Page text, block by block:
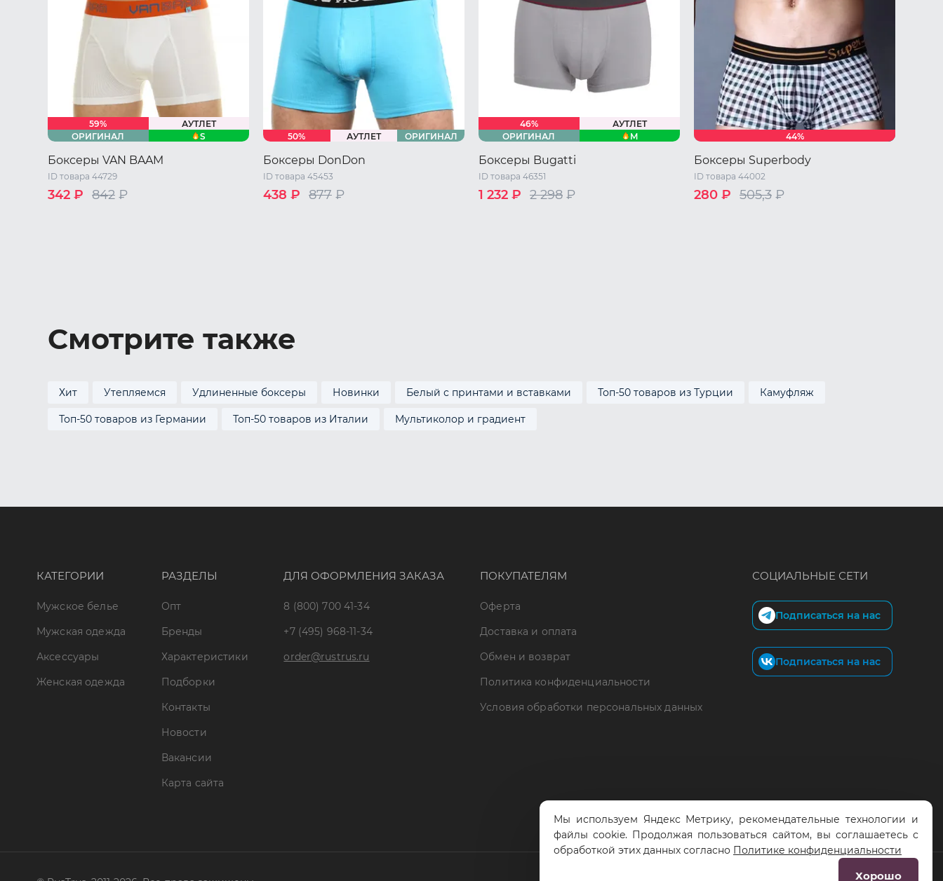
59%
АУТЛЕТ
ОРИГИНАЛ
S
Боксеры VAN BAAM
ID товара 44729
342 ₽ 842 ₽
50% АУТЛЕТ ОРИГИНАЛ
Боксеры DonDon
ID товара 45453
438 ₽ 877 ₽
46%
АУТЛЕТ
ОРИГИНАЛ
M
Боксеры Bugatti
ID товара 46351
1 232 ₽ 2 298 ₽
44%
Боксеры Superbody
ID товара 44002
280 ₽ 505,3 ₽
Смотрите также
Хит Утепляемся Удлиненные боксеры Новинки Белый с принтами и вставками Топ-50 товаров из Турции Камуфляж
Топ-50 товаров из Германии Топ-50 товаров из Италии Мультиколор и градиент
КАТЕГОРИИ
Мужское белье
Мужская одежда
Аксессуары
Женская одежда
РАЗДЕЛЫ
Опт
Бренды
Характеристики
Подборки
Контакты
Новости
Вакансии
Карта сайта
ДЛЯ ОФОРМЛЕНИЯ ЗАКАЗА
8 (800) 700 41-34
+7 (495) 968-11-34
order@rustrus.ru
ПОКУПАТЕЛЯМ
Оферта
Доставка и оплата
Обмен и возврат
Политика конфиденциальности
Условия обработки персональных данных
СОЦИАЛЬНЫЕ СЕТИ
Подписаться на нас
Подписаться на нас
Мы используем Яндекс Метрику, рекомендательные технологии и
файлы cookie. Продолжая пользоваться сайтом, вы соглашаетесь с
обработкой этих данных согласно Политике конфиденциальности
Хорошо